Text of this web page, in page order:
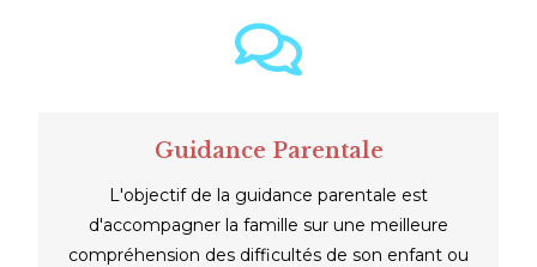
Guidance Parentale
L'objectif de la guidance parentale est
d'accompagner la famille sur une meilleure
compréhension des difficultés de son enfant ou